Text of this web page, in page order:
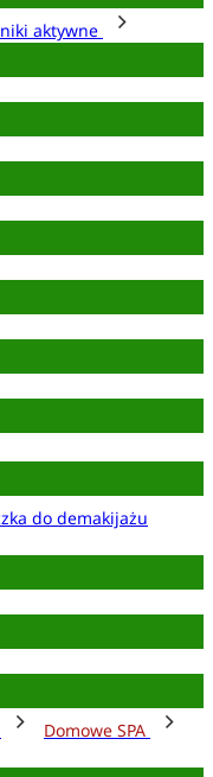
aktywne
do demakijażu
Domowe SPA